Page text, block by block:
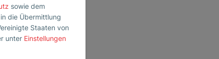
sowie dem
die Übermittlung
Staaten von
unter Einstellungen